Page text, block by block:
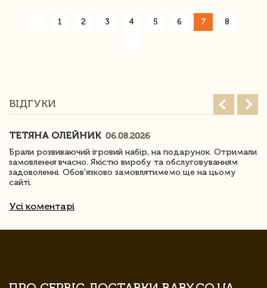
1 2 3 4 5 6 7 8
ВІДГУКИ
ТЕТЯНА ОЛЕЙНИК 06.08.2026
Брали розвиваючий ігровий набір, на подарунок. Отримали
замовлення вчасно. Якістю виробу та обслуговуванням
задоволенні. Обов'язково замовлятимемо ще на цьому
сайті.
Усі коментарі